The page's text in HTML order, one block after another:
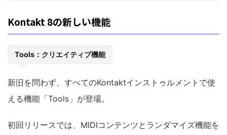
Kontakt 8の新しい機能
Tools：クリエイティブ機能
新旧を問わず、すべてのKontaktインストゥルメントで使
える機能「Tools」が登場。
初回リリースでは、MIDIコンテンツとランダマイズ機能を